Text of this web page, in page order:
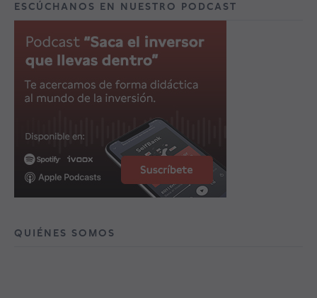
ESCÚCHANOS EN NUESTRO PODCAST
QUIÉNES SOMOS